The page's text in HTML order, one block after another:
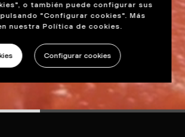
o también puede configurar sus
"Configurar cookies". Más
nuestraPolítica de cookies.
Configurar cookies